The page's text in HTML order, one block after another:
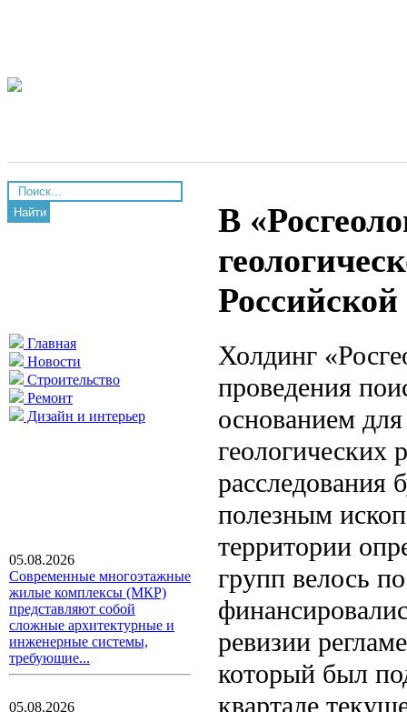
Найти
Главная
Новости
Строительство
Ремонт
Дизайн и интерьер
05.08.2026
Современные многоэтажные
жилые комплексы (МКР)
представляют собой
сложные архитектурные и
инженерные системы,
требующие...
05.08.2026
В
Холдинг
проведения
основанием
геологических
расследования
полезным
территории
групп велось
ревизии
который был
квартале